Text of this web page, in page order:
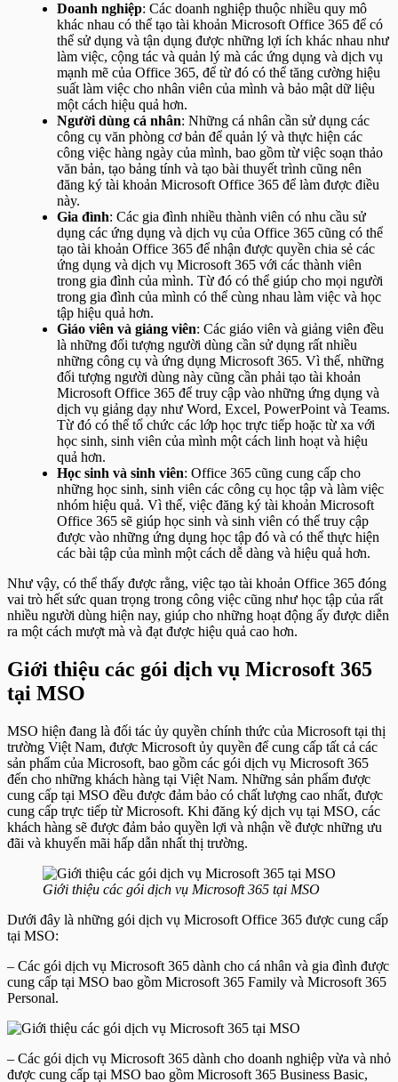
Doanh nghiệp: Các doanh nghiệp thuộc nhiều quy mô
khác nhau có thể tạo tài khoản Microsoft Office 365 để có
thể sử dụng và tận dụng được những lợi ích khác nhau như
làm việc, cộng tác và quản lý mà các ứng dụng và dịch vụ
mạnh mẽ của Office 365, để từ đó có thể tăng cường hiệu
suất làm việc cho nhân viên của mình và bảo mật dữ liệu
một cách hiệu quả hơn.
Người dùng cá nhân: Những cá nhân cần sử dụng các
công cụ văn phòng cơ bản để quản lý và thực hiện các
công việc hàng ngày của mình, bao gồm từ việc soạn thảo
văn bản, tạo bảng tính và tạo bài thuyết trình cũng nên
đăng ký tài khoản Microsoft Office 365 để làm được điều
này.
Gia đình: Các gia đình nhiều thành viên có nhu cầu sử
dụng các ứng dụng và dịch vụ của Office 365 cũng có thể
tạo tài khoản Office 365 để nhận được quyền chia sẻ các
ứng dụng và dịch vụ Microsoft 365 với các thành viên
trong gia đình của mình. Từ đó có thể giúp cho mọi người
trong gia đình của mình có thể cùng nhau làm việc và học
tập hiệu quả hơn.
Giáo viên và giảng viên: Các giáo viên và giảng viên đều
là những đối tượng người dùng cần sử dụng rất nhiều
những công cụ và ứng dụng Microsoft 365. Vì thế, những
đối tượng người dùng này cũng cần phải tạo tài khoản
Microsoft Office 365 để truy cập vào những ứng dụng và
dịch vụ giảng dạy như Word, Excel, PowerPoint và Teams.
Từ đó có thể tổ chức các lớp học trực tiếp hoặc từ xa với
học sinh, sinh viên của mình một cách linh hoạt và hiệu
quả hơn.
Học sinh và sinh viên: Office 365 cũng cung cấp cho
những học sinh, sinh viên các công cụ học tập và làm việc
nhóm hiệu quả. Vì thế, việc đăng ký tài khoản Microsoft
Office 365 sẽ giúp học sinh và sinh viên có thể truy cập
được vào những ứng dụng học tập đó và có thể thực hiện
các bài tập của mình một cách dễ dàng và hiệu quả hơn.
Như vậy, có thể thấy được rằng, việc tạo tài khoản Office 365 đóng
vai trò hết sức quan trọng trong công việc cũng như học tập của rất
nhiều người dùng hiện nay, giúp cho những hoạt động ấy được diễn
ra một cách mượt mà và đạt được hiệu quả cao hơn.
Giới thiệu các gói dịch vụ Microsoft 365
tại MSO
MSO hiện đang là đối tác ủy quyền chính thức của Microsoft tại thị
trường Việt Nam, được Microsoft ủy quyền để cung cấp tất cả các
sản phẩm của Microsoft, bao gồm các gói dịch vụ Microsoft 365
đến cho những khách hàng tại Việt Nam. Những sản phẩm được
cung cấp tại MSO đều được đảm bảo có chất lượng cao nhất, được
cung cấp trực tiếp từ Microsoft. Khi đăng ký dịch vụ tại MSO, các
khách hàng sẽ được đảm bảo quyền lợi và nhận về được những ưu
đãi và khuyến mãi hấp dẫn nhất thị trường.
Giới thiệu các gói dịch vụ Microsoft 365 tại MSO
Dưới đây là những gói dịch vụ Microsoft Office 365 được cung cấp
tại MSO:
– Các gói dịch vụ Microsoft 365 dành cho cá nhân và gia đình được
cung cấp tại MSO bao gồm Microsoft 365 Family và Microsoft 365
Personal.
– Các gói dịch vụ Microsoft 365 dành cho doanh nghiệp vừa và nhỏ
được cung cấp tại MSO bao gồm Microsoft 365 Business Basic,